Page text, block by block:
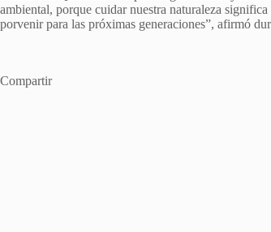
ambiental, porque cuidar nuestra naturaleza
porvenir para las próximas generaciones”, afirmó
Compartir